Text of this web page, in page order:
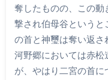
奪したものの、この動
撃され伯母谷というと
の首と神璽は奪い返さ
河野郷においては赤松
が、やはり二宮の首